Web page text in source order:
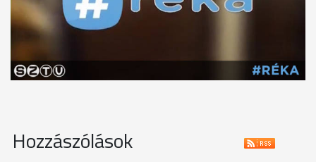
Hozzászólások